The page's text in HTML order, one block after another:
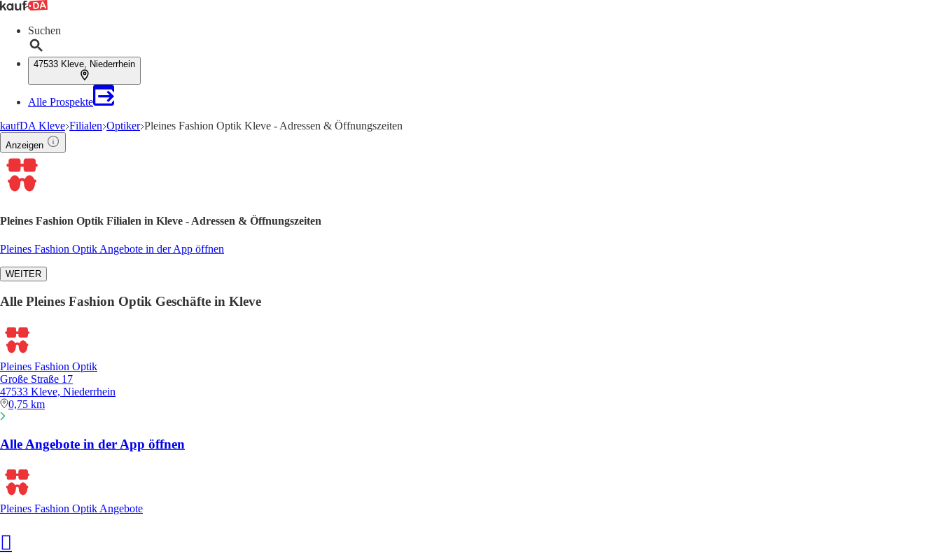
Suchen
47533 Kleve, Niederrhein
Alle Prospekte
kaufDA Kleve Filialen Optiker Pleines Fashion Optik Kleve - Adressen & Öffnungszeiten
Anzeigen
Pleines Fashion Optik Filialen in Kleve - Adressen & Öffnungszeiten
Pleines Fashion Optik Angebote in der App öffnen
WEITER
Alle Pleines Fashion Optik Geschäfte in Kleve
Pleines Fashion Optik
Große Straße 17
47533 Kleve, Niederrhein
0,75 km
Alle Angebote in der App öffnen
Pleines Fashion Optik Angebote